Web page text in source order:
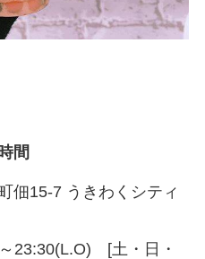
間
佃15-7 うきわくシティ
23:30(L.O) [土・日・